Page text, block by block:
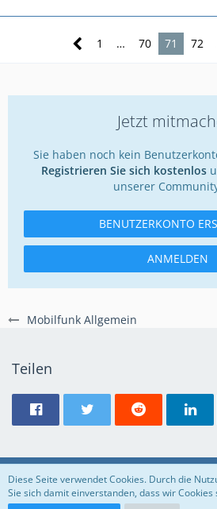
Mobilfunk Allgemein
1 … 70 71 72
Jetzt
Sie haben noch kein
Registrieren Sie sich kostenlos
unserer
BENUTZERKONTO
ANMELDEN
Teilen
Regeln Datenschutzerklärung
Diese Seite verwendet Cookies. Durch die
Sie sich damit einverstanden, dass wir Cookies